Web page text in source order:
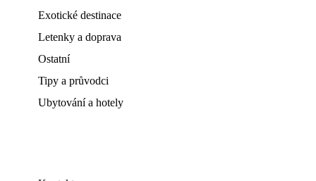
Exotické destinace
Letenky a doprava
Ostatní
Tipy a průvodci
Ubytování a hotely